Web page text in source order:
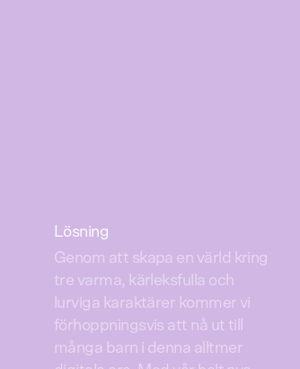
Lösning
Genom att skapa en värld kring
tre varma, kärleksfulla och
lurviga karaktärer kommer vi
förhoppningsvis att nå ut till
många barn i denna alltmer